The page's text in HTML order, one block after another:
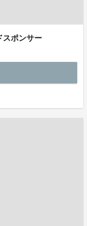
スポンサー